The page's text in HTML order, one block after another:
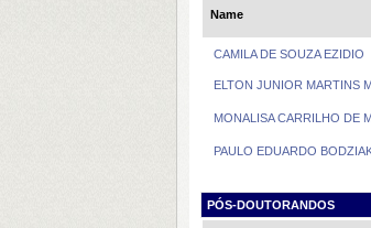
Name
CAMILA DE SOUZA EZIDIO
ELTON JUNIOR MARTINS
MONALISA CARRILHO DE
PAULO EDUARDO
PÓS-DOUTORANDOS